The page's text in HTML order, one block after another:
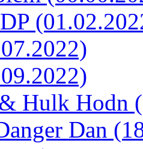
Hulk Hodn
Dan